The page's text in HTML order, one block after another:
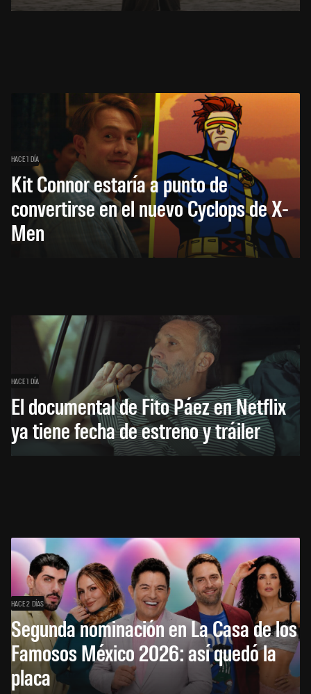
HACE 1 DÍA
Kit Connor estaría a punto de
convertirse en el nuevo Cyclops de X-
Men
HACE 1 DÍA
El documental de Fito Páez en Netflix
ya tiene fecha de estreno y tráiler
HACE 2 DÍAS
Segunda nominación en La Casa de los
Famosos México 2026: así quedó la
placa